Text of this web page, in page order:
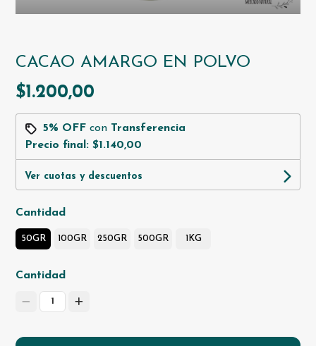
CACAO AMARGO EN POLVO
$1.200,00
5% OFF con Transferencia
Precio final:$1.140,00
Ver cuotas y descuentos
Cantidad
50GR 100GR 250GR 500GR 1KG
Cantidad
1